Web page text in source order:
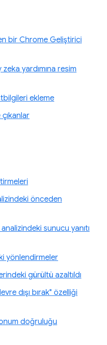
bir Chrome Geliştirici
yardımına resim
ekleme
önceden
sunucu yanıtı
yönlendirmeler
gürültü azaltıldı
dışı bırak" özelliği
doğruluğu